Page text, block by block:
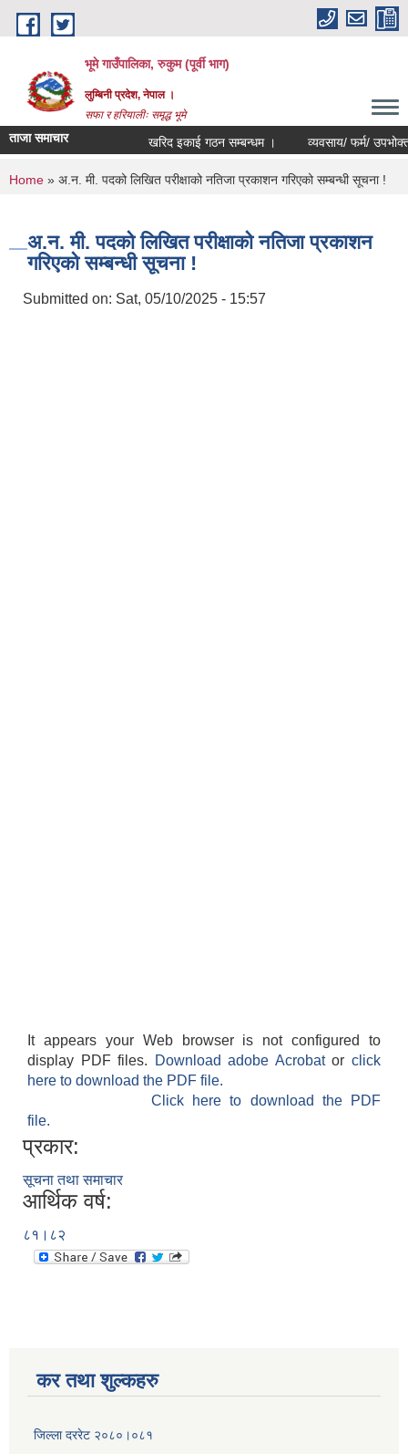
Skip to main content
भूमे गाउँपालिका, रुकुम (पूर्वी भाग)
लुम्बिनी प्रदेश, नेपाल ।
सफा र हरियालीः समृद्ध भूमे
ताजा समाचार खरिद इकाई गठन सम्बन्धम । व्यवसाय/ फर्म/ उपभोक्ता /
You are here
Home » अ.न. मी. पदको लिखित परीक्षाको नतिजा प्रकाशन गरिएको सम्बन्धी सूचना !
अ.न. मी. पदको लिखित परीक्षाको नतिजा प्रकाशन
गरिएको सम्बन्धी सूचना !
Submitted on: Sat, 05/10/2025 - 15:57
It appears your Web browser is not configured to
display PDF files.
Download adobe Acrobatorclick
here to download the PDF file.
Click here to download the PDF
file.
प्रकार:
सूचना तथा समाचार
आर्थिक वर्ष:
८१।८२
कर तथा शुल्कहरु
जिल्ला दररेट २०८०।०८१